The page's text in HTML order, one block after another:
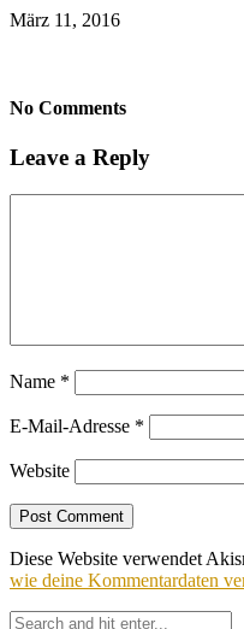
März 11, 2016
No Comments
Leave a Reply
Name *
E-Mail-Adresse *
Website
Diese Website verwendet
wie deine Kommentardaten